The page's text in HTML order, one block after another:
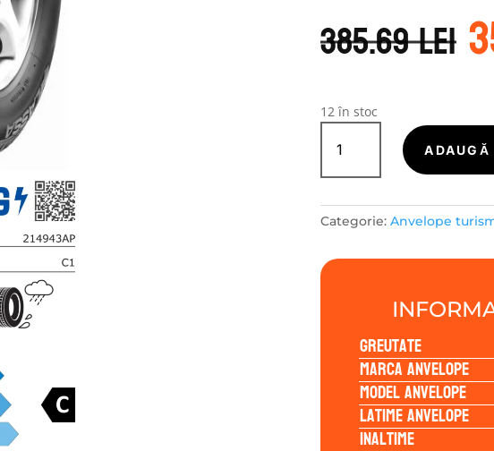
385.69leia
12 în stoc
Cantitate
LASSA
SNOWAYS
225/45R18
95V
ADAUGĂ
Categorie: Anvelope
Greutate
Marca anvelope
Model anvelope
Latime anvelope
Inaltime